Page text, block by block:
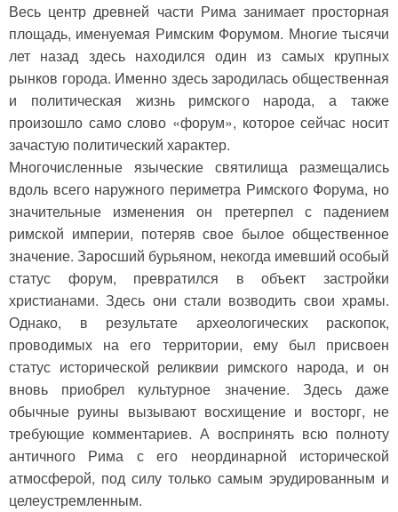
Весь центр древней части Рима занимает просторная
площадь, именуемая Римским Форумом. Многие тысячи
лет назад здесь находился один из самых крупных
рынков города. Именно здесь зародилась общественная
и политическая жизнь римского народа, а также
произошло само слово «форум», которое сейчас носит
зачастую политический характер.
Многочисленные языческие святилища размещались
вдоль всего наружного периметра Римского Форума, но
значительные изменения он претерпел с падением
римской империи, потеряв свое былое общественное
значение. Заросший бурьяном, некогда имевший особый
статус форум, превратился в объект застройки
христианами. Здесь они стали возводить свои храмы.
Однако, в результате археологических раскопок,
проводимых на его территории, ему был присвоен
статус исторической реликвии римского народа, и он
вновь приобрел культурное значение. Здесь даже
обычные руины вызывают восхищение и восторг, не
требующие комментариев. А воспринять всю полноту
античного Рима с его неординарной исторической
атмосферой, под силу только самым эрудированным и
целеустремленным.